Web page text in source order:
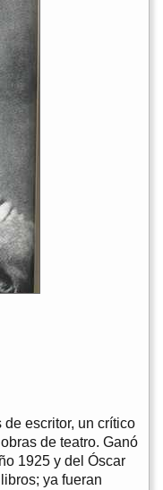
escritor, un crítico
de teatro. Ganó
1925 y del Óscar
ya fueran